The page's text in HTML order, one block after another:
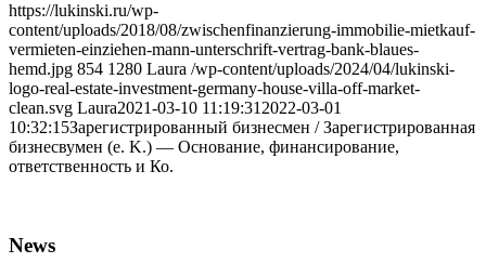
https://lukinski.ru/wp-
content/uploads/2018/08/zwischenfinanzierung-immobilie-mietkauf-
vermieten-einziehen-mann-unterschrift-vertrag-bank-blaues-
hemd.jpg 854 1280 Laura /wp-content/uploads/2024/04/lukinski-
logo-real-estate-investment-germany-house-villa-off-market-
clean.svg Laura2021-03-10 11:19:31 2022-03-01
10:32:15Зарегистрированный бизнесмен / Зарегистрированная
бизнесвумен (e. K.) — Основание, финансирование,
ответственность и Ко.
News